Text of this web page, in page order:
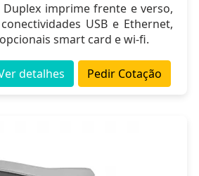
Duplex imprime frente e verso,
USB e Ethernet,
smart card e wi-fi.
Pedir Cotação
detalhes